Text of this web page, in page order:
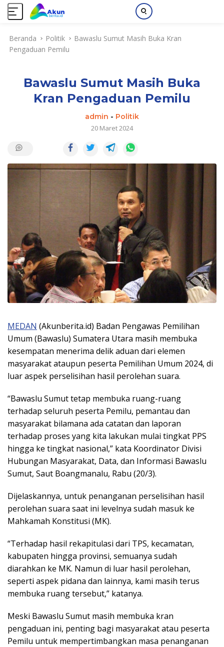
Beranda Politik
Bawaslu Sumut Masih Buka Kran
Pengaduan Pemilu
Bawaslu Sumut Masih Buka
Kran Pengaduan Pemilu
admin - Politik
20 Maret 2024
MEDAN (Akunberita.id) Badan Pengawas Pemilihan
Umum (Bawaslu) Sumatera Utara masih membuka
kesempatan menerima delik aduan dari elemen
masyarakat ataupun peserta Pemilihan Umum 2024, di
luar aspek perselisihan hasil perolehan suara.
“Bawaslu Sumut tetap membuka ruang-ruang
terhadap seluruh peserta Pemilu, pemantau dan
masyarakat bilamana ada catatan dan laporan
terhadap proses yang kita lakukan mulai tingkat PPS
hingga ke tingkat nasional,” kata Koordinator Divisi
Hubungan Masyarakat, Data, dan Informasi Bawaslu
Sumut, Saut Boangmanalu, Rabu (20/3).
Dijelaskannya, untuk penanganan perselisihan hasil
perolehan suara saat ini levelnya sudah masuk ke
Mahkamah Konstitusi (MK).
“Terhadap hasil rekapitulasi dari TPS, kecamatan,
kabupaten hingga provinsi, semuanya sudah
diarahkan ke MK. Namun di luar hasil perolehan,
seperti aspek pidana dan lainnya, kami masih terus
membuka ruang tersebut,” katanya.
Meski Bawaslu Sumut masih membuka kran
pengaduan ini, penting bagi masyarakat atau peserta
Pemilu untuk mempertimbangkan masa penanganan